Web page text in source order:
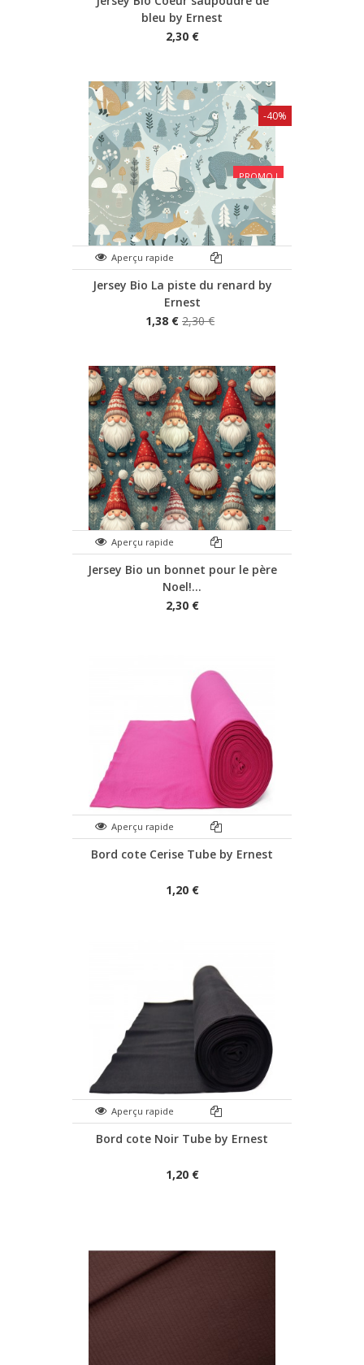
bleu by Ernest
2,30 €
PROMO !
Aperçu rapide
Jersey Bio La piste du renard by
Ernest
1,38 € 2,30 €
-40%
Aperçu rapide
Jersey Bio un bonnet pour le père
Noel!...
2,30 €
Aperçu rapide
Bord cote Cerise Tube by Ernest
1,20 €
Aperçu rapide
Bord cote Noir Tube by Ernest
1,20 €